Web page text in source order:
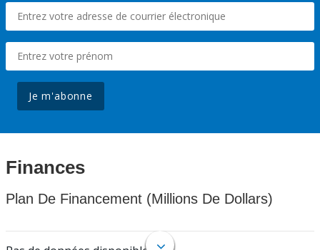
Je m'abonne
Finances
Plan De Financement (Millions De Dollars)